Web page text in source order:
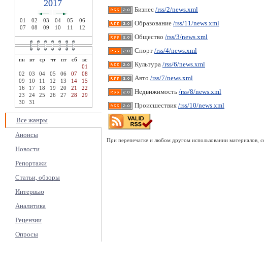
2017
01 02 03 04 05
06
07
08 09 10 11 12
пн вт ср чт пт сб
вс
01
02
03 04 05 06 07
08
09
10 11 12 13 14
15
16
17 18 19 20 21
22
23
24 25 26 27 28
29
30
31
Все жанры
Анонсы
Новости
Репортажи
Статьи, обзоры
Интервью
Аналитика
Рецензии
Опросы
Бизнес /rss/2/news.xml
Образование /rss/11/news.xml
Общество /rss/3/news.xml
Спорт /rss/4/news.xml
Культура /rss/6/news.xml
Авто /rss/7/news.xml
Недвижимость /rss/8/news.xml
Происшествия /rss/10/news.xml
При перепечатке и любом другом использовании материалов,